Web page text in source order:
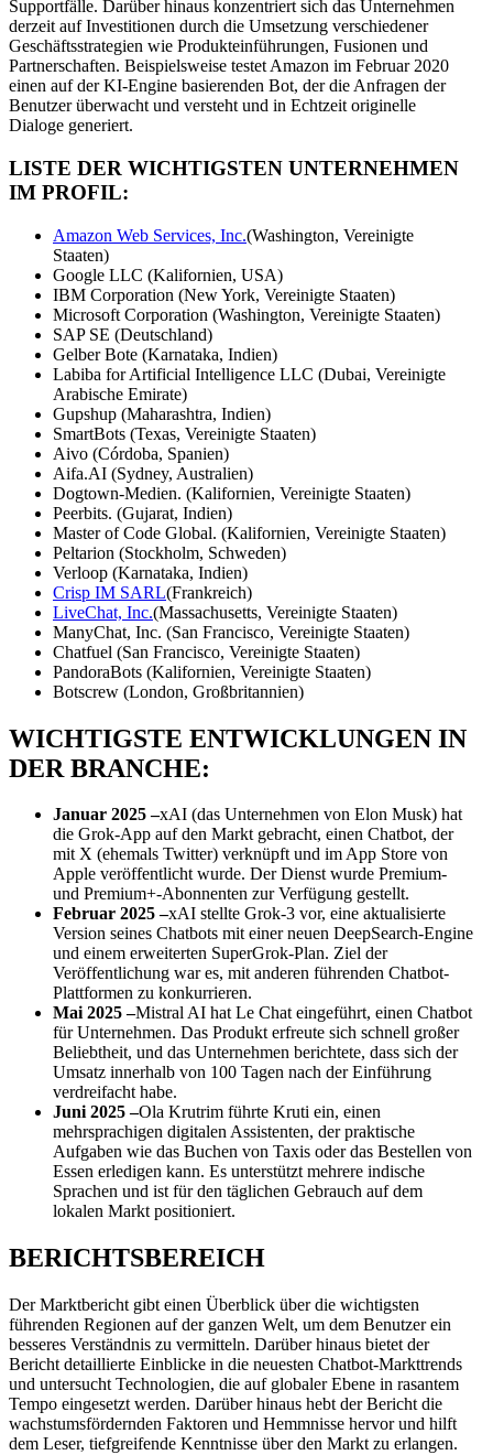
Supportfälle. Darüber hinaus konzentriert sich das Unternehmen
derzeit auf Investitionen durch die Umsetzung verschiedener
Geschäftsstrategien wie Produkteinführungen, Fusionen und
Partnerschaften. Beispielsweise testet Amazon im Februar 2020
einen auf der KI-Engine basierenden Bot, der die Anfragen der
Benutzer überwacht und versteht und in Echtzeit originelle
Dialoge generiert.
LISTE DER WICHTIGSTEN UNTERNEHMEN
IM PROFIL:
Amazon Web Services, Inc.(Washington, Vereinigte
Staaten)
Google LLC (Kalifornien, USA)
IBM Corporation (New York, Vereinigte Staaten)
Microsoft Corporation (Washington, Vereinigte Staaten)
SAP SE (Deutschland)
Gelber Bote (Karnataka, Indien)
Labiba for Artificial Intelligence LLC (Dubai, Vereinigte
Arabische Emirate)
Gupshup (Maharashtra, Indien)
SmartBots (Texas, Vereinigte Staaten)
Aivo (Córdoba, Spanien)
Aifa.AI (Sydney, Australien)
Dogtown-Medien. (Kalifornien, Vereinigte Staaten)
Peerbits. (Gujarat, Indien)
Master of Code Global. (Kalifornien, Vereinigte Staaten)
Peltarion (Stockholm, Schweden)
Verloop (Karnataka, Indien)
Crisp IM SARL(Frankreich)
LiveChat, Inc.(Massachusetts, Vereinigte Staaten)
ManyChat, Inc. (San Francisco, Vereinigte Staaten)
Chatfuel (San Francisco, Vereinigte Staaten)
PandoraBots (Kalifornien, Vereinigte Staaten)
Botscrew (London, Großbritannien)
WICHTIGSTE ENTWICKLUNGEN IN
DER BRANCHE:
Januar 2025 –xAI (das Unternehmen von Elon Musk) hat
die Grok-App auf den Markt gebracht, einen Chatbot, der
mit X (ehemals Twitter) verknüpft und im App Store von
Apple veröffentlicht wurde. Der Dienst wurde Premium-
und Premium+-Abonnenten zur Verfügung gestellt.
Februar 2025 –xAI stellte Grok-3 vor, eine aktualisierte
Version seines Chatbots mit einer neuen DeepSearch-Engine
und einem erweiterten SuperGrok-Plan. Ziel der
Veröffentlichung war es, mit anderen führenden Chatbot-
Plattformen zu konkurrieren.
Mai 2025 –Mistral AI hat Le Chat eingeführt, einen Chatbot
für Unternehmen. Das Produkt erfreute sich schnell großer
Beliebtheit, und das Unternehmen berichtete, dass sich der
Umsatz innerhalb von 100 Tagen nach der Einführung
verdreifacht habe.
Juni 2025 –Ola Krutrim führte Kruti ein, einen
mehrsprachigen digitalen Assistenten, der praktische
Aufgaben wie das Buchen von Taxis oder das Bestellen von
Essen erledigen kann. Es unterstützt mehrere indische
Sprachen und ist für den täglichen Gebrauch auf dem
lokalen Markt positioniert.
BERICHTSBEREICH
Der Marktbericht gibt einen Überblick über die wichtigsten
führenden Regionen auf der ganzen Welt, um dem Benutzer ein
besseres Verständnis zu vermitteln. Darüber hinaus bietet der
Bericht detaillierte Einblicke in die neuesten Chatbot-Markttrends
und untersucht Technologien, die auf globaler Ebene in rasantem
Tempo eingesetzt werden. Darüber hinaus hebt der Bericht die
wachstumsfördernden Faktoren und Hemmnisse hervor und hilft
dem Leser, tiefgreifende Kenntnisse über den Markt zu erlangen.